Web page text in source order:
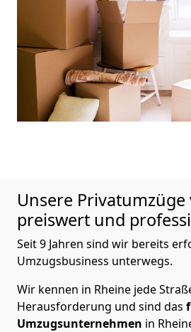
Unsere Privatumzüge
preiswert und
Seit 9 Jahren sind wir bereits
Umzugsbusiness unterwegs.
Wir kennen in Rheine jede
Herausforderung und sind das
Umzugsunternehmen in